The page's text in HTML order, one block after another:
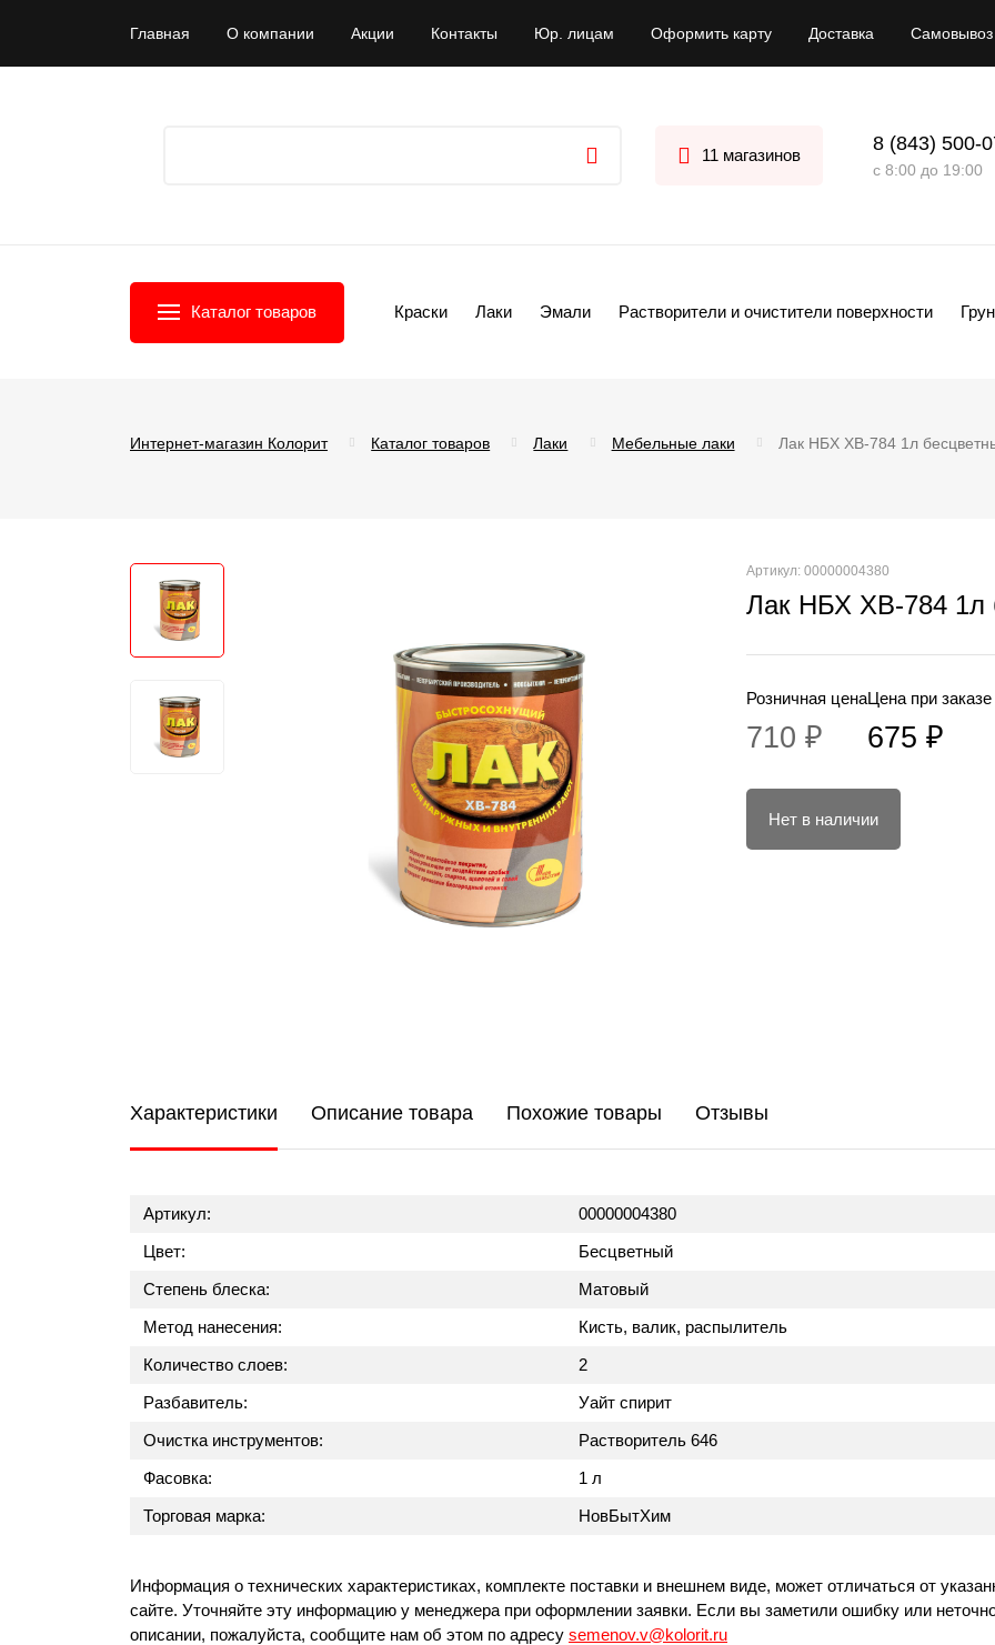
Главная О компании Акции Контакты Юр. лицам Оформить карту Доставка Самовывоз
11 магазинов
8 (843) 500-
с 8:00 до 19:00
Каталог товаров Краски Лаки Эмали Растворители и очистители поверхности
Интернет-магазин Колорит Каталог товаров Лаки Мебельные лаки Лак НБХ ХВ-784 1л
Артикул: 00000004380
Лак НБХ ХВ-784 1л
Розничная цена
710 ₽
Цена при
675 ₽
Нет в наличии
Характеристики Описание товара Похожие товары Отзывы
Артикул:
00000004380
Цвет:
Бесцветный
Степень блеска:
Матовый
Метод нанесения:
Кисть, валик, распылитель
Количество слоев:
2
Разбавитель:
Уайт спирит
Очистка инструментов:
Растворитель 646
Фасовка:
1 л
Торговая марка:
НовБытХим
Информация о технических характеристиках, комплекте поставки и внешнем виде, может отличаться от
сайте. Уточняйте эту информацию у менеджера при оформлении заявки. Если вы заметили ошибку или
описании, пожалуйста, сообщите нам об этом по адресу semenov.v@kolorit.ru